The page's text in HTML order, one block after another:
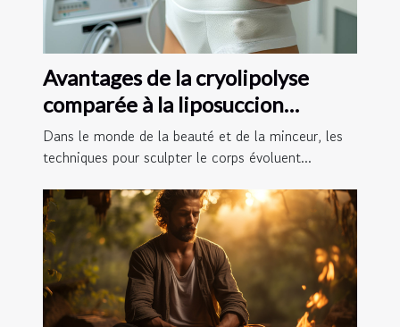
Avantages de la cryolipolyse
comparée à la liposuccion
traditionnelle
Dans le monde de la beauté et de la minceur, les
techniques pour sculpter le corps évoluent...